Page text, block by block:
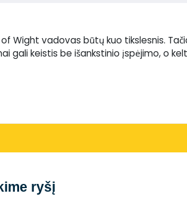
Wight vadovas būtų kuo tikslesnis.
gali keistis be išankstinio įspėjimo, o
ryšį